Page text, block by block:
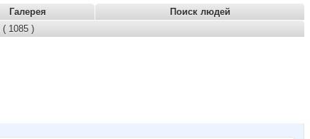
Галерея
Поиск людей
( 1085 )